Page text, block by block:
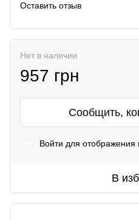
Оставить отзыв
Нет в наличии
957 грн
Сообщить,
Войти для отображения
В